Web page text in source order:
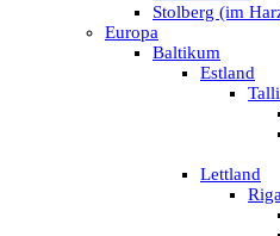
Stolberg (im
Europa
Baltikum
Estland
Lettland
Riga